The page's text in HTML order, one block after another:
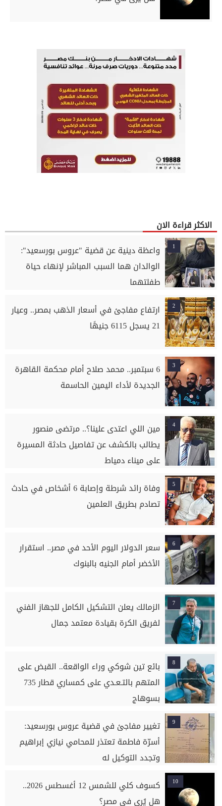
الاكثر قراءة الان
1
واعظة دينية عن قضية "عروس بورسعيد":
الوالدان هما السبب المباشر لإنهاء حياة
طفلتهما
2
ارتفاع مفاجئ في أسعار الذهب بمصر.. وعيار
21 يسجل 6115 جنيهًا
3
6 سبتمبر.. محمد صلاح أمام محكمة القاهرة
الجديدة لأداء اليمين الحاسمة
4
مين اللي اعتدى علينا؟.. مرتضى منصور
يطالب بالكشف عن تفاصيل حادثة المسيرة
على ميناء دمياط
5
وفاة رائد شرطة وإصابة 6 أشخاص في حادث
تصادم بطريق العلمين
6
سعر الدولار اليوم الأحد في مصر.. استقرار
الأخضر أمام الجنيه بالبنوك
7
الزمالك يعلن التشكيل الكامل للجهاز الفني
لفريق الكرة بقيادة معتمد جمال
8
بائع تين شوكي وراء الواقعة.. القبض على
المتهم بالتـعـدي على كمساري قطار 735
بسوهاج
9
تغيير مفاجئ في قضية عروس بورسعيد:
أسرّة فاطمة تعتذر للمحامي نيازي إبراهيم
وتجدد التوكيل له
10
كسوف كلي للشمس 12 أغسطس 2026..
هل يُرى في مصر؟